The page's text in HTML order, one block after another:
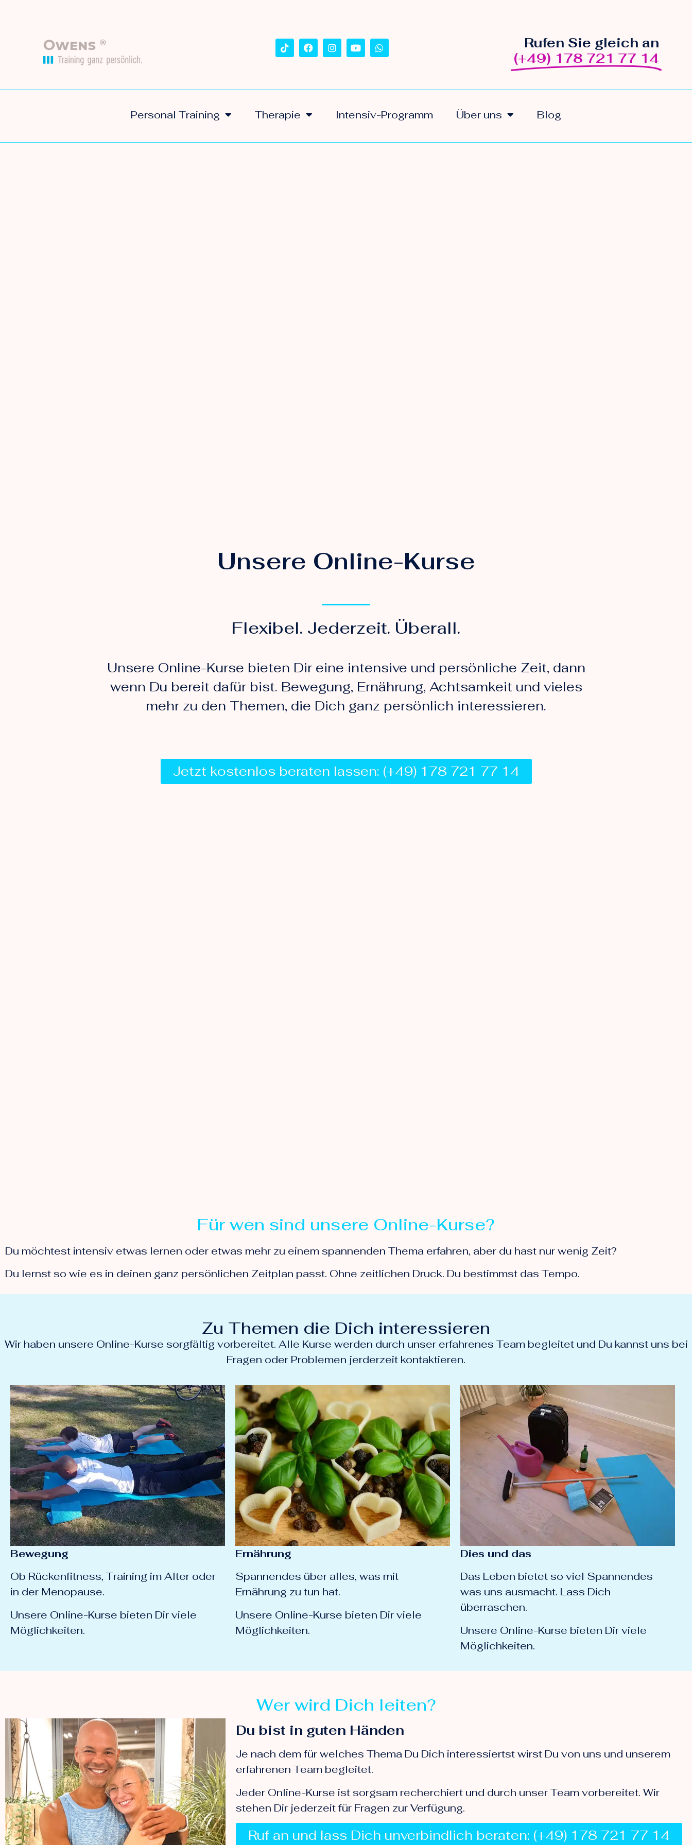
Rufen Sie gleich an
(+49) 178 721 77 14
Personal Training Therapie Intensiv-Programm Über uns Blog
Unsere Online-Kurse
Flexibel. Jederzeit. Überall.
Unsere Online-Kurse bieten Dir eine intensive und persönliche Zeit, dann
wenn Du bereit dafür bist. Bewegung, Ernährung, Achtsamkeit und vieles
mehr zu den Themen, die Dich ganz persönlich interessieren.
Jetzt kostenlos beraten lassen: (+49) 178 721 77 14
Für wen sind unsere Online-Kurse?
Du möchtest intensiv etwas lernen oder etwas mehr zu einem spannenden Thema erfahren, aber du hast nur wenig Zeit?
Du lernst so wie es in deinen ganz persönlichen Zeitplan passt. Ohne zeitlichen Druck. Du bestimmst das Tempo.
Zu Themen die Dich interessieren
Wir haben unsere Online-Kurse sorgfältig vorbereitet. Alle Kurse werden durch unser erfahrenes Team begleitet und Du kannst uns bei
Fragen oder Problemen jerderzeit kontaktieren.
Bewegung
Ob Rückenfitness, Training im Alter oder
in der Menopause.
Unsere Online-Kurse bieten Dir viele
Möglichkeiten.
Ernährung
Spannendes über alles, was mit
Ernährung zu tun hat.
Unsere Online-Kurse bieten Dir viele
Möglichkeiten.
Dies und das
Das Leben bietet so viel Spannendes
was uns ausmacht. Lass Dich
überraschen.
Unsere Online-Kurse bieten Dir viele
Möglichkeiten.
Wer wird Dich leiten?
Du bist in guten Händen
Je nach dem für welches Thema Du Dich interessiertst wirst Du von uns und unserem
erfahrenen Team begleitet.
Jeder Online-Kurse ist sorgsam recherchiert und durch unser Team vorbereitet. Wir
stehen Dir jederzeit für Fragen zur Verfügung.
Ruf an und lass Dich unverbindlich beraten: (+49) 178 721 77 14